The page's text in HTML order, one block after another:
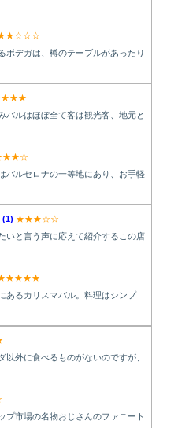
ボデガは、樽のテーブルがあったり
バルはほぼ全て客は観光客、地元と
バルセロナの一等地にあり、お手軽
(1) ★★★☆☆
いと言う声に応えて紹介するこの店
あるカリスマバル。料理はシンプ
以外に食べるものがないのですが、
プ市場の名物おじさんのファニート